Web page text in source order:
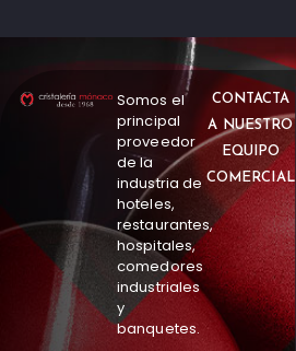
Somos el
principal
proveedor
de la
industria de
hoteles,
restaurantes,
hospitales,
comedores
industriales
y
banquetes.
CONTACTA
A NUESTRO
EQUIPO
COMERCIAL